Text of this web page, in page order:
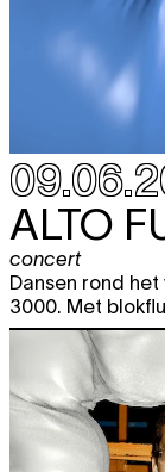
ALTO
concert
Dansen rond
3000. Met